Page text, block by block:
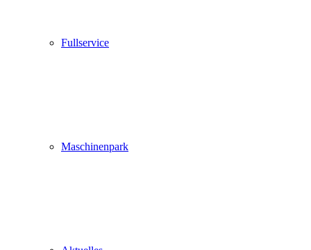
Fullservice
Maschinenpark